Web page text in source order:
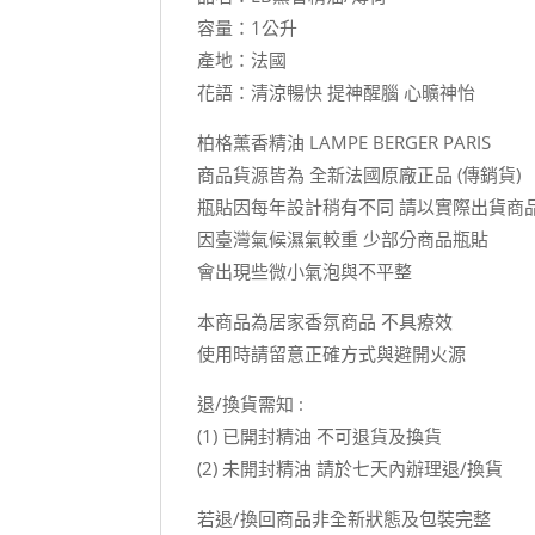
容量：1公升
產地：法國
花語：清涼暢快 提神醒腦 心曠神怡
柏格薰香精油 LAMPE BERGER PARIS
商品貨源皆為 全新法國原廠正品 (傳銷貨)
瓶貼因每年設計稍有不同 請以實際出貨商
因臺灣氣候濕氣較重 少部分商品瓶貼
會出現些微小氣泡與不平整
本商品為居家香氛商品 不具療效
使用時請留意正確方式與避開火源
退/換貨需知 :
(1) 已開封精油 不可退貨及換貨
(2) 未開封精油 請於七天內辦理退/換貨
若退/換回商品非全新狀態及包裝完整